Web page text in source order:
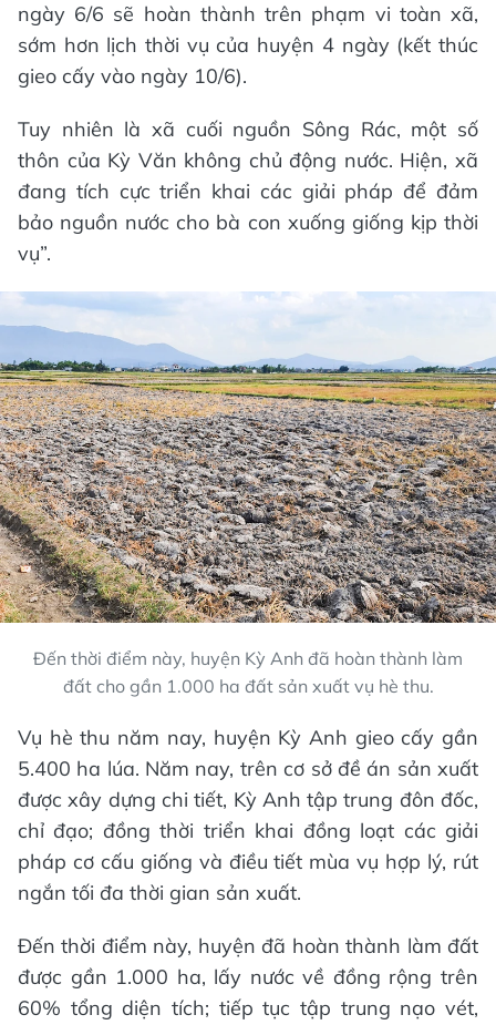
ngày 6/6 sẽ hoàn thành trên phạm vi toàn xã,
sớm hơn lịch thời vụ của huyện 4 ngày (kết thúc
gieo cấy vào ngày 10/6).
Tuy nhiên là xã cuối nguồn Sông Rác, một số
thôn của Kỳ Văn không chủ động nước. Hiện, xã
đang tích cực triển khai các giải pháp để đảm
bảo nguồn nước cho bà con xuống giống kịp thời
vụ”.
Đến thời điểm này, huyện Kỳ Anh đã hoàn thành làm
đất cho gần 1.000 ha đất sản xuất vụ hè thu.
Vụ hè thu năm nay, huyện Kỳ Anh gieo cấy gần
5.400 ha lúa. Năm nay, trên cơ sở đề án sản xuất
được xây dựng chi tiết, Kỳ Anh tập trung đôn đốc,
chỉ đạo; đồng thời triển khai đồng loạt các giải
pháp cơ cấu giống và điều tiết mùa vụ hợp lý, rút
ngắn tối đa thời gian sản xuất.
Đến thời điểm này, huyện đã hoàn thành làm đất
được gần 1.000 ha, lấy nước về đồng rộng trên
60% tổng diện tích; tiếp tục tập trung nạo vét,